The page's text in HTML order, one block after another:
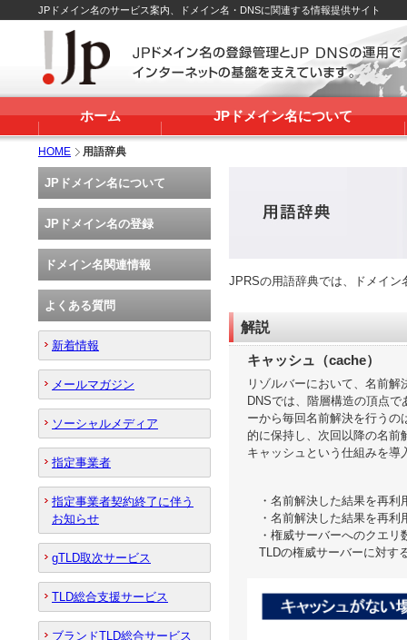
JPドメイン名のサービス案内、ドメイン名・DNSに関連する情報提供サイト
ホーム JPドメイン名について
HOME 用語辞典
JPRSの用語辞典では、ドメイ
解説
キャッシュ（cache）
リゾルバーにおいて、名前
DNSでは、階層構造の頂点
ーから毎回名前解決を行うの
的に保持し、次回以降の名前
キャッシュという仕組みを導
・名前解決した結果を再
・名前解決した結果を再
・権威サーバーへのクエ
TLDの権威サーバーに対す
JPドメイン名について
JPドメイン名の登録
ドメイン名関連情報
よくある質問
新着情報
メールマガジン
ソーシャルメディア
指定事業者
指定事業者契約終了に伴う
お知らせ
gTLD取次サービス
TLD総合支援サービス
ブランドTLD総合サービス